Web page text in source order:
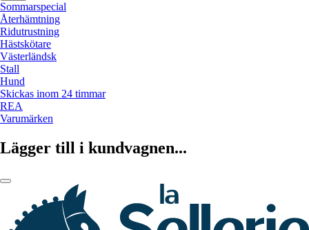
Sommarspecial
Återhämtning
Ridutrustning
Hästskötare
Västerländsk
Stall
Hund
Skickas inom 24 timmar
REA
Varumärken
Lägger till i kundvagnen...